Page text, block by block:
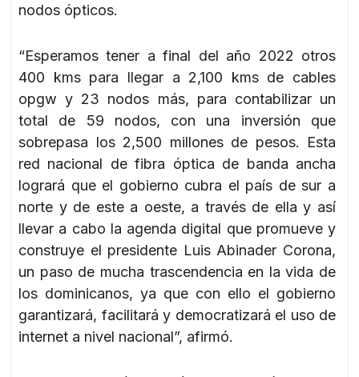
nodos ópticos.
“Esperamos tener a final del año 2022 otros
400 kms para llegar a 2,100 kms de cables
opgw y 23 nodos más, para contabilizar un
total de 59 nodos, con una inversión que
sobrepasa los 2,500 millones de pesos. Esta
red nacional de fibra óptica de banda ancha
logrará que el gobierno cubra el país de sur a
norte y de este a oeste, a través de ella y así
llevar a cabo la agenda digital que promueve y
construye el presidente Luis Abinader Corona,
un paso de mucha trascendencia en la vida de
los dominicanos, ya que con ello el gobierno
garantizará, facilitará y democratizará el uso de
internet a nivel nacional”, afirmó.